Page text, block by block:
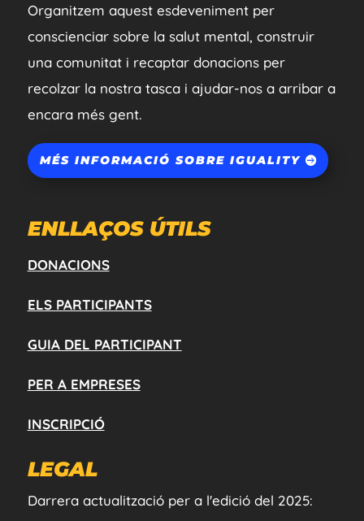
Organitzem aquest esdeveniment per
conscienciar sobre la salut mental, construir
una comunitat i recaptar donacions per
recolzar la nostra tasca i ajudar-nos a arribar a
encara més gent.
MÉS INFORMACIÓ SOBRE IGUALITY
ENLLAÇOS ÚTILS
DONACIONS
ELS PARTICIPANTS
GUIA DEL PARTICIPANT
PER A EMPRESES
INSCRIPCIÓ
LEGAL
Darrera actualització per a l'edició del 2025: